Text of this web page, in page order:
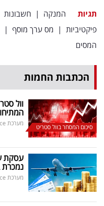
באייס
עקבו
תגיות המנקה | חשבונות
פיקטיביות | מס ערך מוסף |
המסים
הכתבות החמות
סיכום המסחר בוול סטריט
וול
מערכת ice
עסקת
נמכרת ב-7.7
מערכת ice